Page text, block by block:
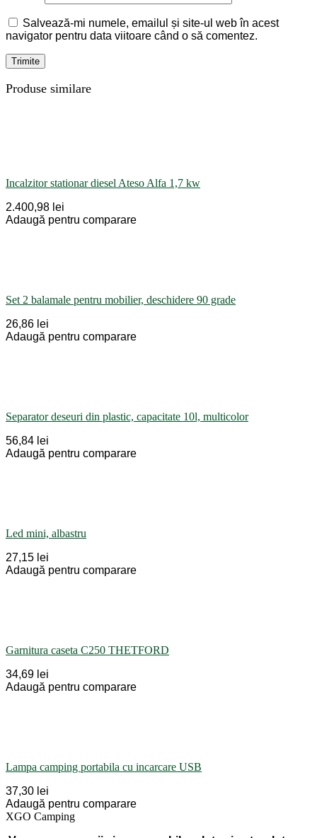
Salvează-mi numele, emailul și site-ul web în acest
navigator pentru data viitoare când o să comentez.
Produse similare
Incalzitor stationar diesel Ateso Alfa 1,7 kw
2.400,98 lei
Adaugă pentru comparare
Set 2 balamale pentru mobilier, deschidere 90 grade
26,86 lei
Adaugă pentru comparare
Separator deseuri din plastic, capacitate 10l, multicolor
56,84 lei
Adaugă pentru comparare
Led mini, albastru
27,15 lei
Adaugă pentru comparare
Garnitura caseta C250 THETFORD
34,69 lei
Adaugă pentru comparare
Lampa camping portabila cu incarcare USB
37,30 lei
Adaugă pentru comparare
XGO Camping